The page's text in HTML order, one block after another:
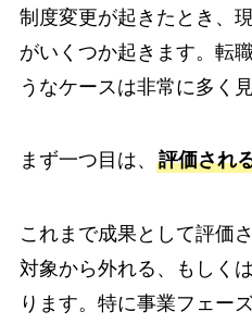
制度変更が起きたとき、
がいくつか起きます。転
うなケースは非常に多く
まず一つ目は、 評価され
これまで成果として評価
対象から外れる、もしく
ります。特に事業フェー